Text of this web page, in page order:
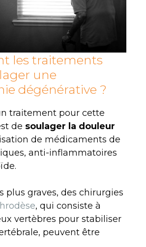
les traitements
une
dégénérative ?
traitement pour cette
de soulager la douleur
de médicaments de
anti-inflammatoires
plus graves, des chirurgies
, qui consiste à
vertèbres pour stabiliser
peuvent être